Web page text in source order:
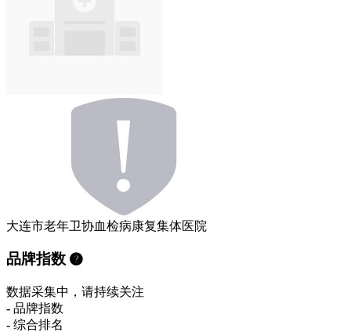
大连市老年卫协血检病康复集体医院
品牌指数
数据采集中，请持续关注
- 品牌指数
- 综合排名